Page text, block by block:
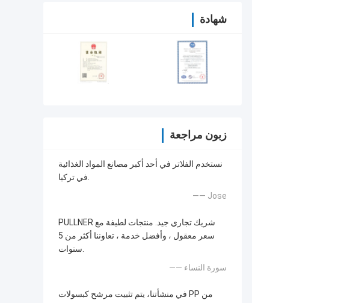
شهادة
زبون مراجعة
نستخدم الفلاتر في أحد أكبر مصانع المواد الغذائية
في تركيا.
—— Jose
PULLNER شريك تجاري جيد. منتجات لطيفة مع
سعر معقول ، وأفضل خدمة ، تعاوننا أكثر من 5
سنوات.
—— سورة النساء
في منشأتنا، يتم تثبيت مرشح كبسولات PP من